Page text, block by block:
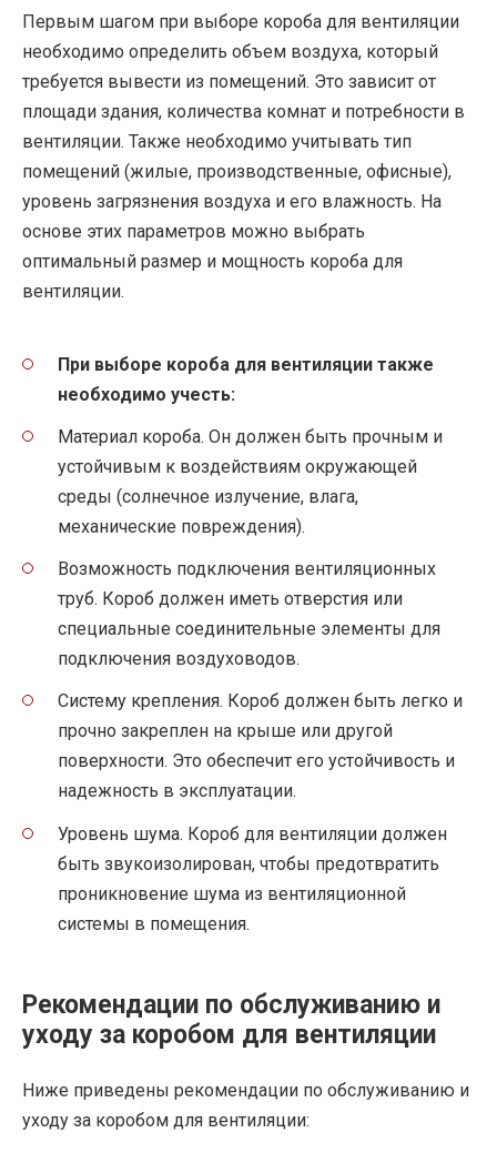
Первым шагом при выборе короба для вентиляции
необходимо определить объем воздуха, который
требуется вывести из помещений. Это зависит от
площади здания, количества комнат и потребности в
вентиляции. Также необходимо учитывать тип
помещений (жилые, производственные, офисные),
уровень загрязнения воздуха и его влажность. На
основе этих параметров можно выбрать
оптимальный размер и мощность короба для
вентиляции.
При выборе короба для вентиляции также
необходимо учесть:
Материал короба. Он должен быть прочным и
устойчивым к воздействиям окружающей
среды (солнечное излучение, влага,
механические повреждения).
Возможность подключения вентиляционных
труб. Короб должен иметь отверстия или
специальные соединительные элементы для
подключения воздуховодов.
Систему крепления. Короб должен быть легко и
прочно закреплен на крыше или другой
поверхности. Это обеспечит его устойчивость и
надежность в эксплуатации.
Уровень шума. Короб для вентиляции должен
быть звукоизолирован, чтобы предотвратить
проникновение шума из вентиляционной
системы в помещения.
Рекомендации по обслуживанию и
уходу за коробом для вентиляции
Ниже приведены рекомендации по обслуживанию и
уходу за коробом для вентиляции: